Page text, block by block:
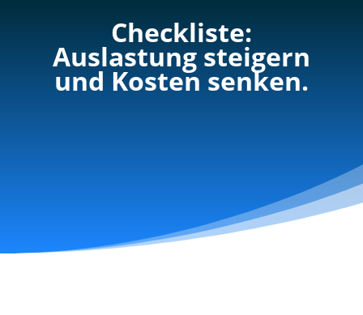
Checkliste:
Auslastung steigern
und Kosten senken.